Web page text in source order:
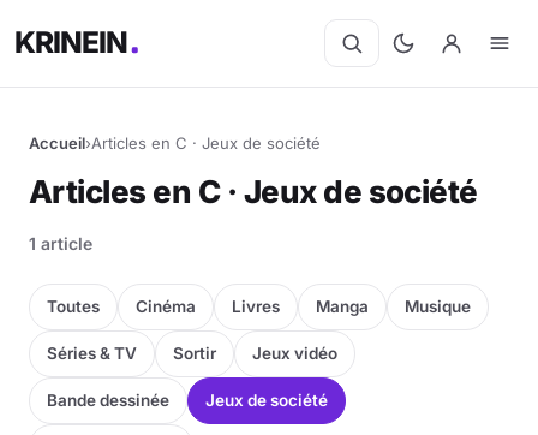
KRINEIN
Accueil›Articles en C · Jeux de société
Articles en C · Jeux de société
1 article
Toutes Cinéma Livres Manga Musique
Séries & TV Sortir Jeux vidéo
Bande dessinée Jeux de société